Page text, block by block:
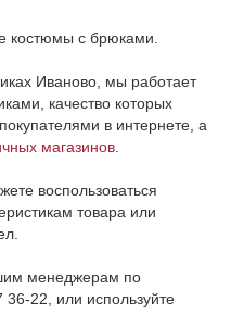
костюмы с брюками.
Иваново, мы работает
качество которых
в интернете, а
магазинов
воспользоваться
товара или
менеджерам по
22, или используйте